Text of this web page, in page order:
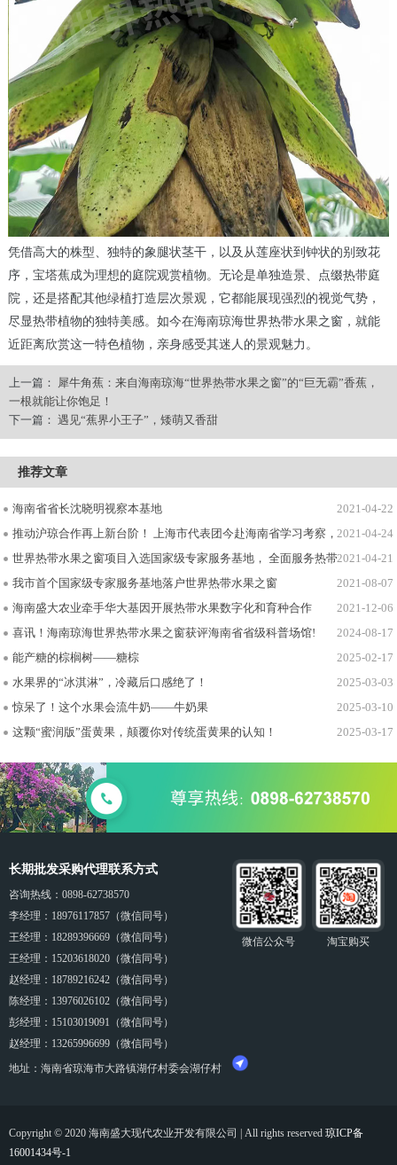
凭借高大的株型、独特的象腿状茎干，以及从莲座状到钟状的别致花
序，宝塔蕉成为理想的庭院观赏植物。无论是单独造景、点缀热带庭
院，还是搭配其他绿植打造层次景观，它都能展现强烈的视觉气势，
尽显热带植物的独特美感。如今在海南琼海世界热带水果之窗，就能
近距离欣赏这一特色植物，亲身感受其迷人的景观魅力。
上一篇： 犀牛角蕉：来自海南琼海“世界热带水果之窗”的“巨无霸”香蕉，
一根就能让你饱足！
下一篇： 遇见“蕉界小王子”，矮萌又香甜
推荐文章
2021-04-22
海南省省长沈晓明视察本基地
2021-04-24
推动沪琼合作再上新台阶！ 上海市代表团今赴海南省学习考察，两地领导
2021-04-21
世界热带水果之窗项目入选国家级专家服务基地， 全面服务热带水果乡村
2021-08-07
我市首个国家级专家服务基地落户世界热带水果之窗
2021-12-06
海南盛大农业牵手华大基因开展热带水果数字化和育种合作
2024-08-17
喜讯！海南琼海世界热带水果之窗获评海南省省级科普场馆!
2025-02-17
能产糖的棕榈树——糖棕
2025-03-03
水果界的“冰淇淋”，冷藏后口感绝了！
2025-03-10
惊呆了！这个水果会流牛奶——牛奶果
2025-03-17
这颗“蜜润版”蛋黄果，颠覆你对传统蛋黄果的认知！
微信公众号 淘宝购买
长期批发采购代理联系方式
咨询热线：0898-62738570
李经理：18976117857（微信同号）
王经理：18289396669（微信同号）
王经理：15203618020（微信同号）
赵经理 ：18789216242（微信同号）
陈经理：13976026102（微信同号）
彭经理 ：15103019091（微信同号）
赵经理 ：13265996699（微信同号）
地址：海南省琼海市大路镇湖仔村委会湖仔村
Copyright © 2020 海南盛大现代农业开发有限公司 | All rights reserved 琼ICP备
16001434号-1